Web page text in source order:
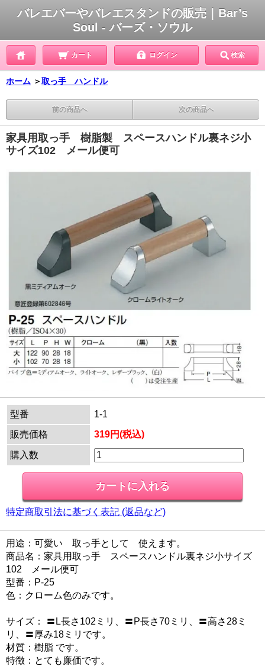
バレエバーやバレエスタンドの販売｜Bar’s
Soul - バーズ・ソウル
カート ログイン 検索
ホーム ＞取っ手 ハンドル
前の商品へ 次の商品へ
家具用取っ手 樹脂製 スペースハンドル裏ネジ小
サイズ102 メール便可
型番
1-1
販売価格
319円(税込)
購入数
特定商取引法に基づく表記 (返品など)
用途：可愛い 取っ手として 使えます。
商品名：家具用取っ手 スペースハンドル裏ネジ小サイズ
102 メール便可
型番：P-25
色：クローム色のみです。
サイズ： 〓L長さ102ミリ、〓P長さ70ミリ、〓高さ28ミ
リ、〓厚み18ミリです。
材質：樹脂 です。
特徴：とても廉価です。